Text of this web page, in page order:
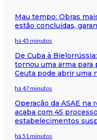
Mau tempo: Obras
estão concluídas,
há 45 minutos
De Cuba à
tornou uma arma para
Ceuta pode abrir uma
há 47 minutos
Operação da ASAE na
acaba com 45
estabelecimentos
há 51 minutos